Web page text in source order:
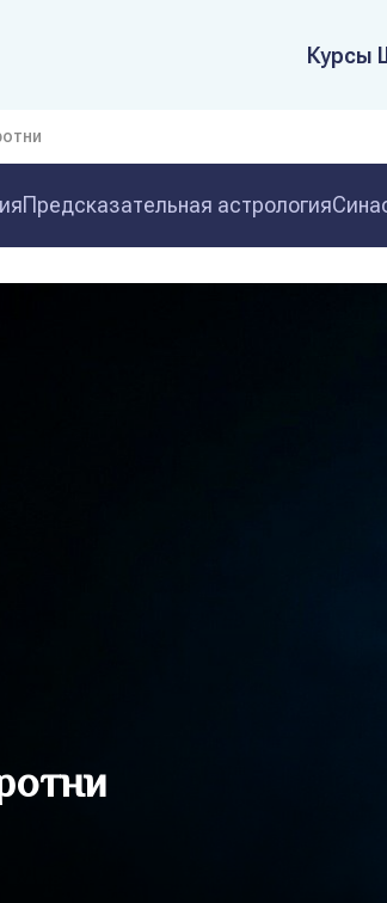
Курсы
Предсказательная астрология